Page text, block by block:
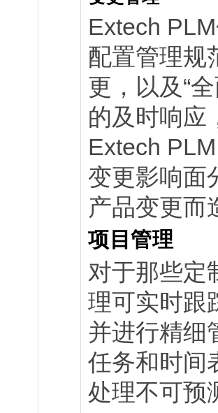
Extech
配置管理规
更，以及“
的及时响应
Extech
变更影响面
产品变更而
项目管理
对于那些定
理可实时跟
并进行精细
任务和时间
处理不可预